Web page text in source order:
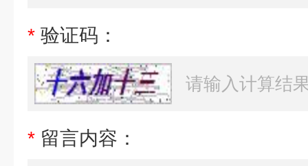
* 验证码：
* 留言内容：